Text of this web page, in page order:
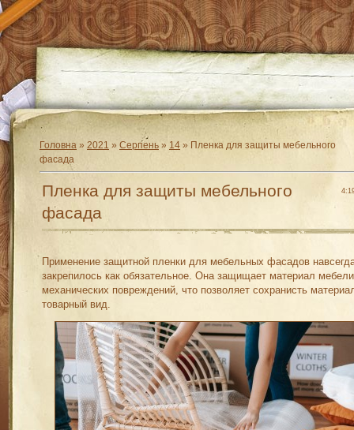
Головна » 2021 » Серпень » 14 » Пленка для защиты мебельного
фасада
Пленка для защиты мебельного
фасада
Применение защитной пленки для мебельных фасадов
закрепилось как обязательное. Она защищает материал
механических повреждений, что позволяет сохранисть
товарный вид.